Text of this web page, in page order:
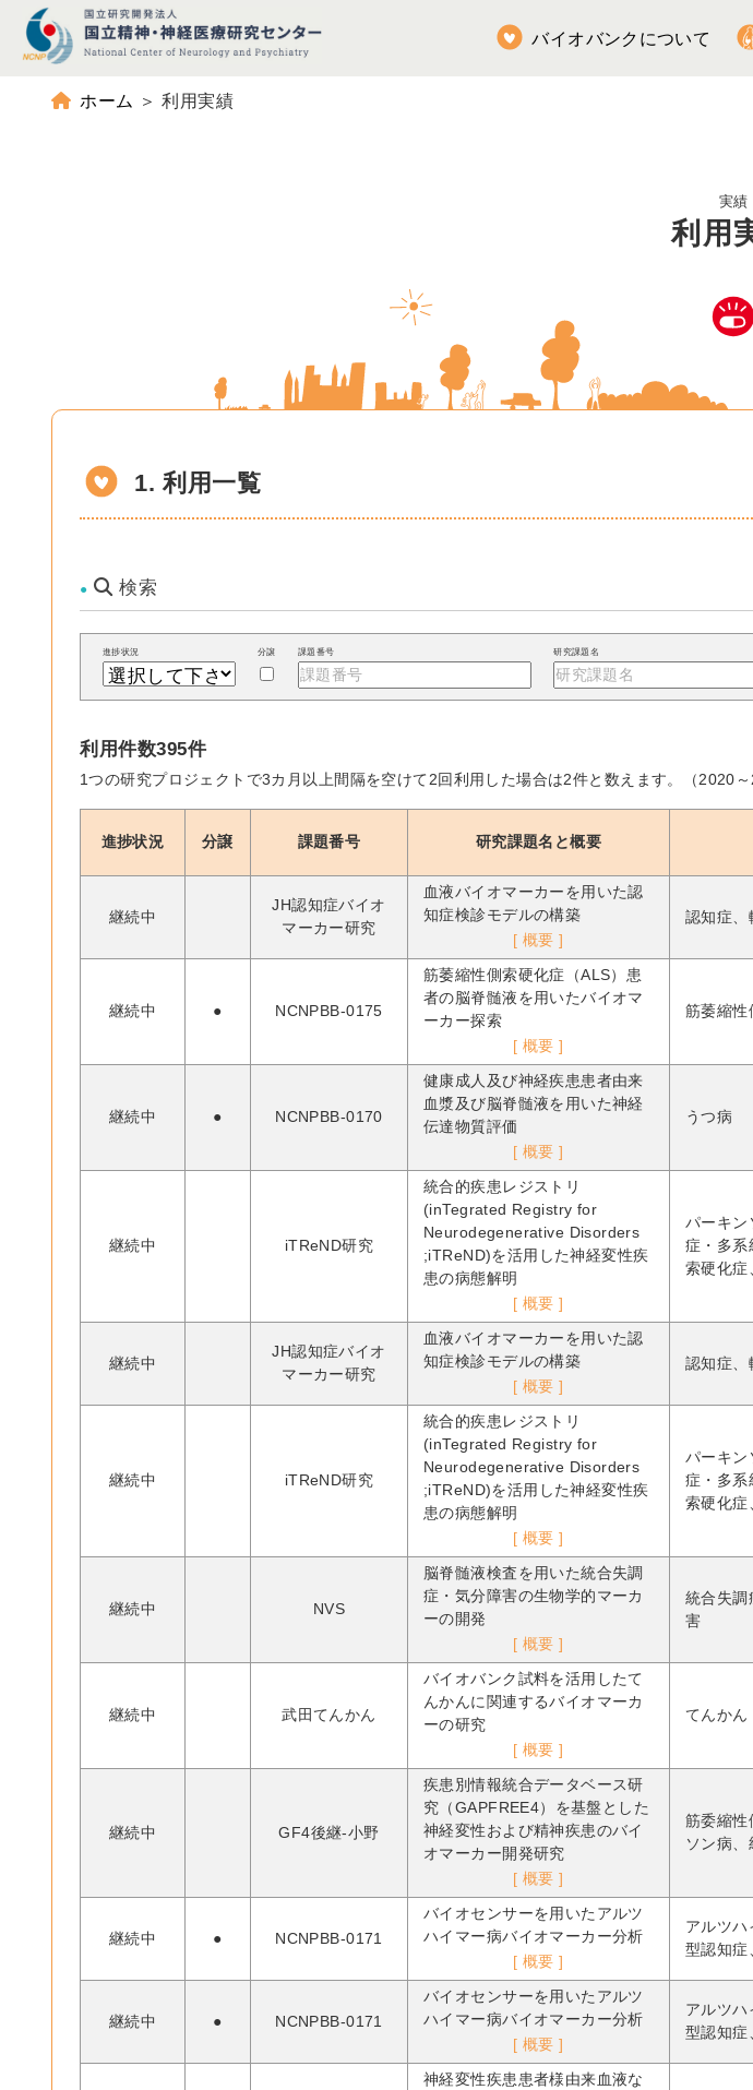
バイオバンクについて
ホーム ＞利用実績
実績
利用
1. 利用一覧
検索
進捗状況 分譲 課題番号 研究課題名
利用件数395件
1つの研究プロジェクトで3カ月以上間隔を空けて2回利用した場合は2件と数えます。（2020～
進捗状況 分譲 課題番号 研究課題名と概要
継続中
JH認知症バイオ
マーカー研究
血液バイオマーカーを用いた認
知症検診モデルの構築
[ 概要 ]
認知症、
継続中 ● NCNPBB-0175
筋萎縮性側索硬化症（ALS）患
者の脳脊髄液を用いたバイオマ
ーカー探索
[ 概要 ]
筋萎縮性
継続中 ● NCNPBB-0170
健康成人及び神経疾患患者由来
血漿及び脳脊髄液を用いた神経
伝達物質評価
[ 概要 ]
うつ病
継続中 iTReND研究
統合的疾患レジストリ
(inTegrated Registry for
Neurodegenerative Disorders
;iTReND)を活用した神経変性疾
患の病態解明
[ 概要 ]
パーキン
症・多系
索硬化症
継続中
JH認知症バイオ
マーカー研究
血液バイオマーカーを用いた認
知症検診モデルの構築
[ 概要 ]
認知症、
継続中 iTReND研究
統合的疾患レジストリ
(inTegrated Registry for
Neurodegenerative Disorders
;iTReND)を活用した神経変性疾
患の病態解明
[ 概要 ]
パーキン
症・多系
索硬化症
継続中 NVS
脳脊髄液検査を用いた統合失調
症・気分障害の生物学的マーカ
ーの開発
[ 概要 ]
統合失調
害
継続中 武田てんかん
バイオバンク試料を活用したて
んかんに関連するバイオマーカ
ーの研究
[ 概要 ]
てんかん
継続中 GF4後継-小野
疾患別情報統合データベース研
究（GAPFREE4）を基盤とした
神経変性および精神疾患のバイ
オマーカー開発研究
[ 概要 ]
筋委縮性
ソン病、
継続中 ● NCNPBB-0171
バイオセンサーを用いたアルツ
ハイマー病バイオマーカー分析
[ 概要 ]
アルツハ
型認知症
継続中 ● NCNPBB-0171
バイオセンサーを用いたアルツ
ハイマー病バイオマーカー分析
[ 概要 ]
アルツハ
型認知症
神経変性疾患患者様由来血液な